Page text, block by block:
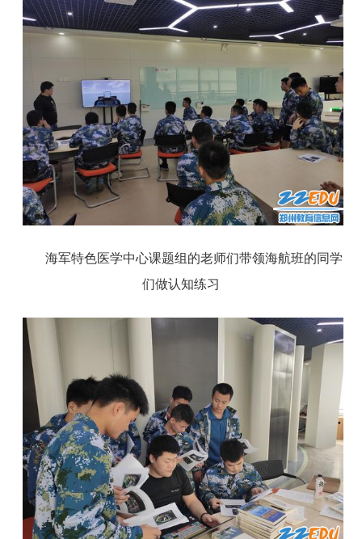
海军特色医学中心课题组的老师们带领海航班的同学
们做认知练习